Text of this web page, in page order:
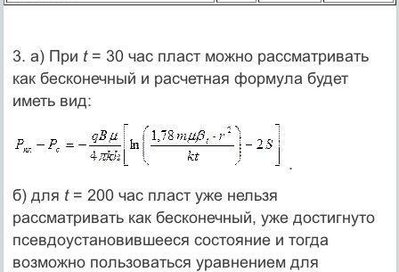
3. а) При t= 30 час пласт можно рассматривать
как бесконечный и расчетная формула будет
иметь вид:
.
б) для t= 200 час пласт уже нельзя
рассматривать как бесконечный, уже достигнуто
псевдоустановившееся состояние и тогда
возможно пользоваться уравнением для